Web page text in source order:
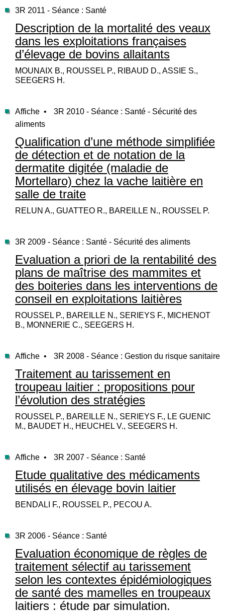
3R 2011 - Séance : Santé
Description de la mortalité des veaux
dans les exploitations françaises
d’élevage de bovins allaitants
MOUNAIX B., ROUSSEL P., RIBAUD D., ASSIE S.,
SEEGERS H.
Affiche •
3R 2010 - Séance : Santé - Sécurité des
aliments
Qualification d’une méthode simplifiée
de détection et de notation de la
dermatite digitée (maladie de
Mortellaro) chez la vache laitière en
salle de traite
RELUN A., GUATTEO R., BAREILLE N., ROUSSEL P.
3R 2009 - Séance : Santé - Sécurité des aliments
Evaluation a priori de la rentabilité des
plans de maîtrise des mammites et
des boiteries dans les interventions de
conseil en exploitations laitières
ROUSSEL P., BAREILLE N., SERIEYS F., MICHENOT
B., MONNERIE C., SEEGERS H.
Affiche • 3R 2008 - Séance : Gestion du risque sanitaire
Traitement au tarissement en
troupeau laitier : propositions pour
l’évolution des stratégies
ROUSSEL P., BAREILLE N., SERIEYS F., LE GUENIC
M., BAUDET H., HEUCHEL V., SEEGERS H.
Affiche • 3R 2007 - Séance : Santé
Etude qualitative des médicaments
utilisés en élevage bovin laitier
BENDALI F., ROUSSEL P., PECOU A.
3R 2006 - Séance : Santé
Evaluation économique de règles de
traitement sélectif au tarissement
selon les contextes épidémiologiques
de santé des mamelles en troupeaux
laitiers : étude par simulation.